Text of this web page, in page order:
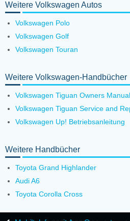
Weitere Volkswagen Autos
Volkswagen Polo
Volkswagen Golf
Volkswagen Touran
Weitere Volkswagen-Handbücher
Volkswagen Tiguan Owners Manual
Volkswagen Tiguan Service and
Volkswagen Up! Betriebsanleitung
Weitere Handbücher
Toyota Grand Highlander
Audi A6
Toyota Corolla Cross